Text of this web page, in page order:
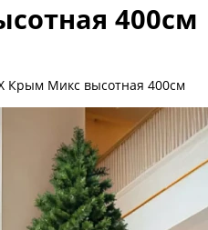
400см
Крым Микс высотная 400см